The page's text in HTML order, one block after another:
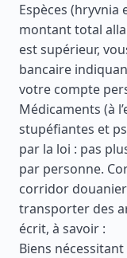
Espèces
montant total
est supérieur,
bancaire
votre compte
Médicaments (à
stupéfiantes et
par la loi : pas
par personne.
corridor
transporter des
écrit, à savoir :
Biens